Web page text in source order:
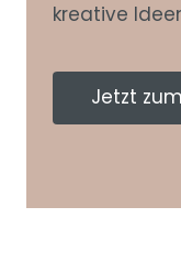
kreative
Jetzt